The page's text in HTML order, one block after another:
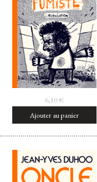
6,10€
Ajouter au panier